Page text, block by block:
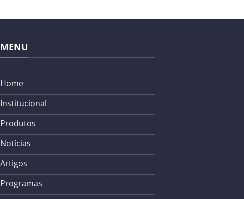
MENU
Home
Institucional
Produtos
Notícias
Artigos
Programas